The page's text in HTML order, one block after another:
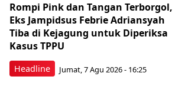
Headline
Rompi Pink dan Tangan Terborgol,
Eks Jampidsus Febrie Adriansyah
Tiba di Kejagung untuk Diperiksa
Kasus TPPU
Jumat, 7 Agu 2026 - 16:25